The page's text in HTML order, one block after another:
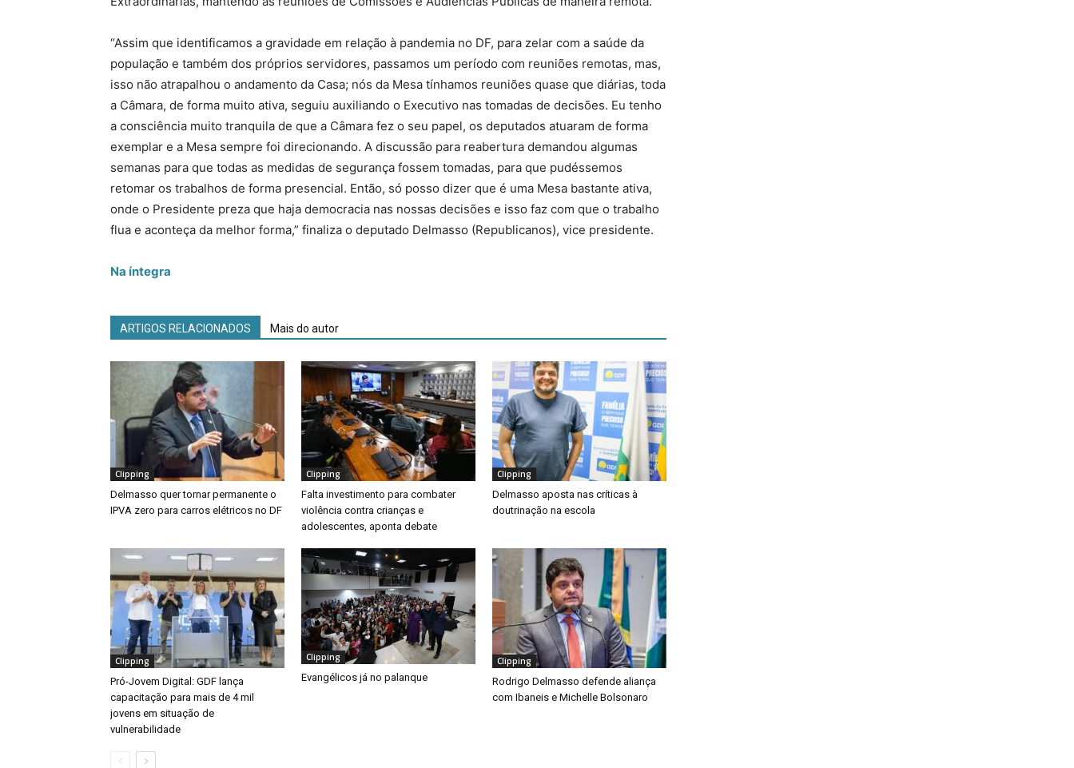
“Assim que identificamos a gravidade em relação à pandemia no DF, para zelar com a saúde da
população e também dos próprios servidores, passamos um período com reuniões remotas, mas,
isso não atrapalhou o andamento da Casa; nós da Mesa tínhamos reuniões quase que diárias, toda
a Câmara, de forma muito ativa, seguiu auxiliando o Executivo nas tomadas de decisões. Eu tenho
a consciência muito tranquila de que a Câmara fez o seu papel, os deputados atuaram de forma
exemplar e a Mesa sempre foi direcionando. A discussão para reabertura demandou algumas
semanas para que todas as medidas de segurança fossem tomadas, para que pudéssemos
retomar os trabalhos de forma presencial. Então, só posso dizer que é uma Mesa bastante ativa,
onde o Presidente preza que haja democracia nas nossas decisões e isso faz com que o trabalho
flua e aconteça da melhor forma,” finaliza o deputado Delmasso (Republicanos), vice presidente.
Na íntegra
ARTIGOS RELACIONADOS Mais do autor
Clipping
Delmasso quer tornar permanente o
IPVA zero para carros elétricos no DF
Clipping
Falta investimento para combater
violência contra crianças e
adolescentes, aponta debate
Clipping
Delmasso aposta nas críticas à
doutrinação na escola
Clipping
Pró-Jovem Digital: GDF lança
capacitação para mais de 4 mil
jovens em situação de
vulnerabilidade
Clipping
Evangélicos já no palanque
Clipping
Rodrigo Delmasso defende aliança
com Ibaneis e Michelle Bolsonaro